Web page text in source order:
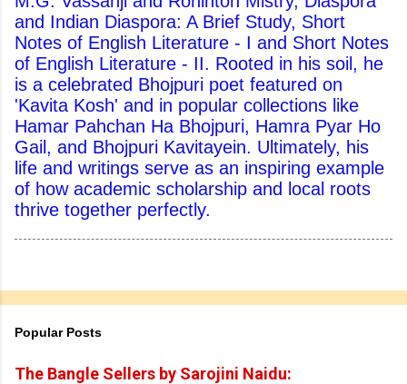
and Indian Diaspora: A Brief Study, Short
Notes of English Literature - I and Short Notes
of English Literature - II. Rooted in his soil, he
is a celebrated Bhojpuri poet featured on
'Kavita Kosh' and in popular collections like
Hamar Pahchan Ha Bhojpuri, Hamra Pyar Ho
Gail, and Bhojpuri Kavitayein. Ultimately, his
life and writings serve as an inspiring example
of how academic scholarship and local roots
thrive together perfectly.
Popular Posts
The Bangle Sellers by Sarojini Naidu: